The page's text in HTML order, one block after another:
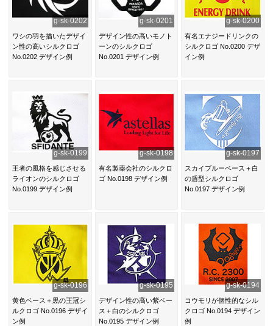
g-sk-0202
ワシの羽を描いたデザイ
ン性の高いシルクロゴ
No.0202 デザイン例
g-sk-0201
デザイン性の高いモノト
ーンのシルクロゴ
No.0201 デザイン例
g-sk-0200
有名エナジードリンクの
シルクロゴ No.0200 デザ
イン例
g-sk-0199
王者の風格を感じさせる
ライオンのシルクロゴ
No.0199 デザイン例
g-sk-0198
有名製薬会社のシルクロ
ゴ No.0198 デザイン例
g-sk-0197
スカイブルーベース＋白
の盾型シルクロゴ
No.0197 デザイン例
g-sk-0196
黄色ベース＋黒の王冠シ
ルクロゴ No.0196 デザイ
ン例
g-sk-0195
デザイン性の高い紫ベー
ス＋白のシルクロゴ
No.0195 デザイン例
g-sk-0194
コウモリが個性的なシル
クロゴ No.0194 デザイン
例